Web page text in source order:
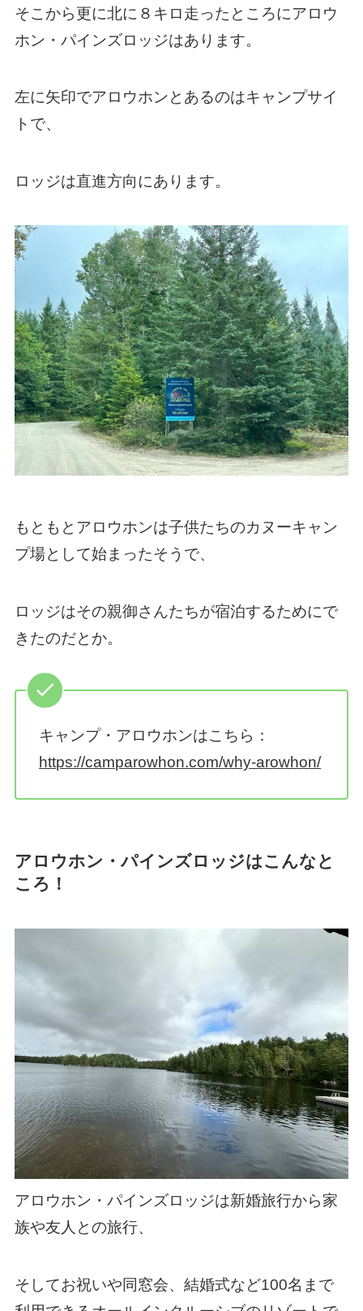
そこから更に北に８キロ走ったところにアロウ
ホン・パインズロッジはあります。
左に矢印でアロウホンとあるのはキャンプサイ
トで、
ロッジは直進方向にあります。
もともとアロウホンは子供たちのカヌーキャン
プ場として始まったそうで、
ロッジはその親御さんたちが宿泊するためにで
きたのだとか。
キャンプ・アロウホンはこちら：
https://camparowhon.com/why-arowhon/
アロウホン・パインズロッジはこんなと
ころ！
アロウホン・パインズロッジは新婚旅行から家
族や友人との旅行、
そしてお祝いや同窓会、結婚式など100名まで